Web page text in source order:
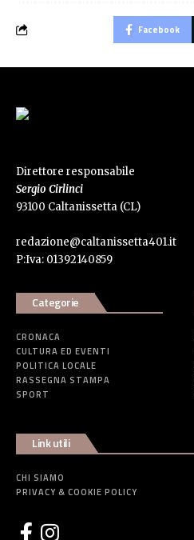
Facebook
Direttore responsabile
Sergio Cirlinci
93100 Caltanissetta (CL)
redazione@caltanissetta401.it
P:Iva: 01392140859
Categorie
CRONACA
CULTURA ED EVENTI
POLITICA LOCALE
RASSEGNA STAMPA
SPORT
Link utili
CHI SIAMO
PRIVACY & COOKIE POLICY